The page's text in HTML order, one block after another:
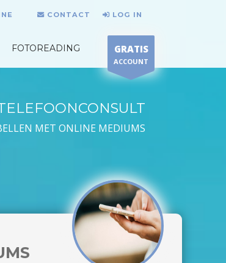
CONTACT LOG IN
FOTOREADING GRATIS
ACCOUNT
MET ONLINE MEDIUMS